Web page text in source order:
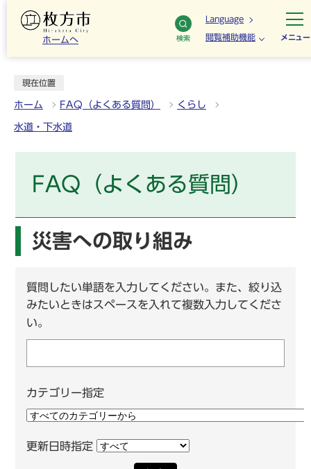
ホームへ 検索
Language
閲覧補助機能 メニュー
現在位置
ホーム FAQ（よくある質問） くらし
水道・下水道
FAQ（よくある質問）
災害への取り組み
質問したい単語を入力してください。また、絞り込
みたいときはスペースを入れて複数入力してくださ
い。
カテゴリー指定
更新日時指定